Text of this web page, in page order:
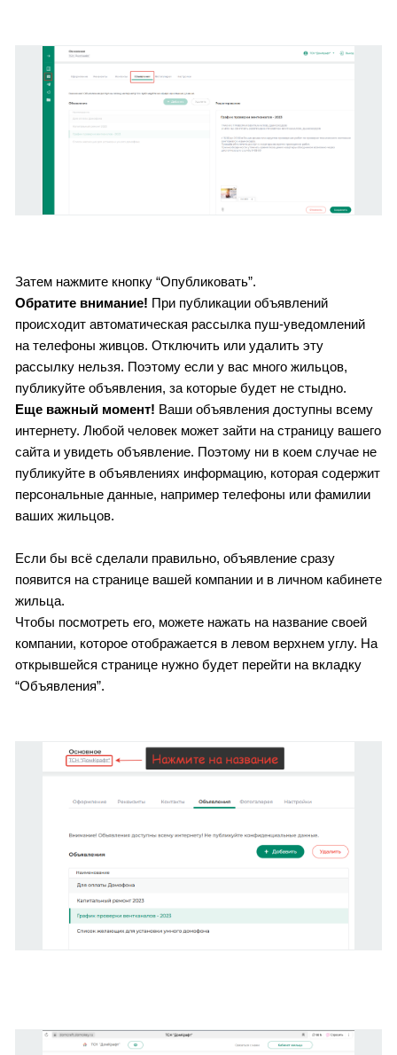
Затем нажмите кнопку “Опубликовать”.
Обратите внимание! При публикации объявлений
происходит автоматическая рассылка пуш-уведомлений
на телефоны живцов. Отключить или удалить эту
рассылку нельзя. Поэтому если у вас много жильцов,
публикуйте объявления, за которые будет не стыдно.
Еще важный момент! Ваши объявления доступны всему
интернету. Любой человек может зайти на страницу вашего
сайта и увидеть объявление. Поэтому ни в коем случае не
публикуйте в объявлениях информацию, которая содержит
персональные данные, например телефоны или фамилии
ваших жильцов.
Если бы всё сделали правильно, объявление сразу
появится на странице вашей компании и в личном кабинете
жильца.
Чтобы посмотреть его, можете нажать на название своей
компании, которое отображается в левом верхнем углу. На
открывшейся странице нужно будет перейти на вкладку
“Объявления”.